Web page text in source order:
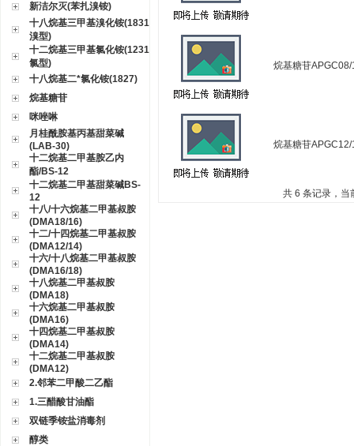
新洁尔灭(苯扎溴铵)
十八烷基三甲基溴化铵(1831
溴型)
十二烷基三甲基氯化铵(1231
氯型)
十八烷基二*氯化铵(1827)
烷基糖苷
咪唑啉
月桂酰胺基丙基甜菜碱
(LAB-30)
十二烷基二甲基胺乙内
酯/BS-12
十二烷基二甲基甜菜碱BS-
12
十八/十六烷基二甲基叔胺
(DMA18/16)
十二/十四烷基二甲基叔胺
(DMA12/14)
十六/十八烷基二甲基叔胺
(DMA16/18)
十八烷基二甲基叔胺
(DMA18)
十六烷基二甲基叔胺
(DMA16)
十四烷基二甲基叔胺
(DMA14)
十二烷基二甲基叔胺
(DMA12)
2.邻苯二甲酸二乙酯
1.三醋酸甘油酯
双链季铵盐消毒剂
醇类
烷基糖苷APGC08/
烷基糖苷APGC12/
共 6 条记录，